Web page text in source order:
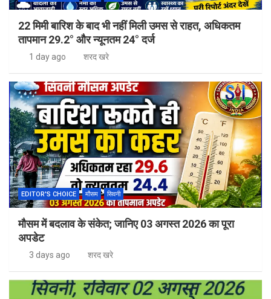
22 मिमी बारिश के बाद भी नहीं मिली उमस से राहत, अधिकतम
तापमान 29.2° और न्यूनतम 24° दर्ज
1 day ago शरद खरे
EDITOR'S CHOICE मौसम सिवनी
मौसम में बदलाव के संकेत; जानिए 03 अगस्त 2026 का पूरा
अपडेट
3 days ago शरद खरे